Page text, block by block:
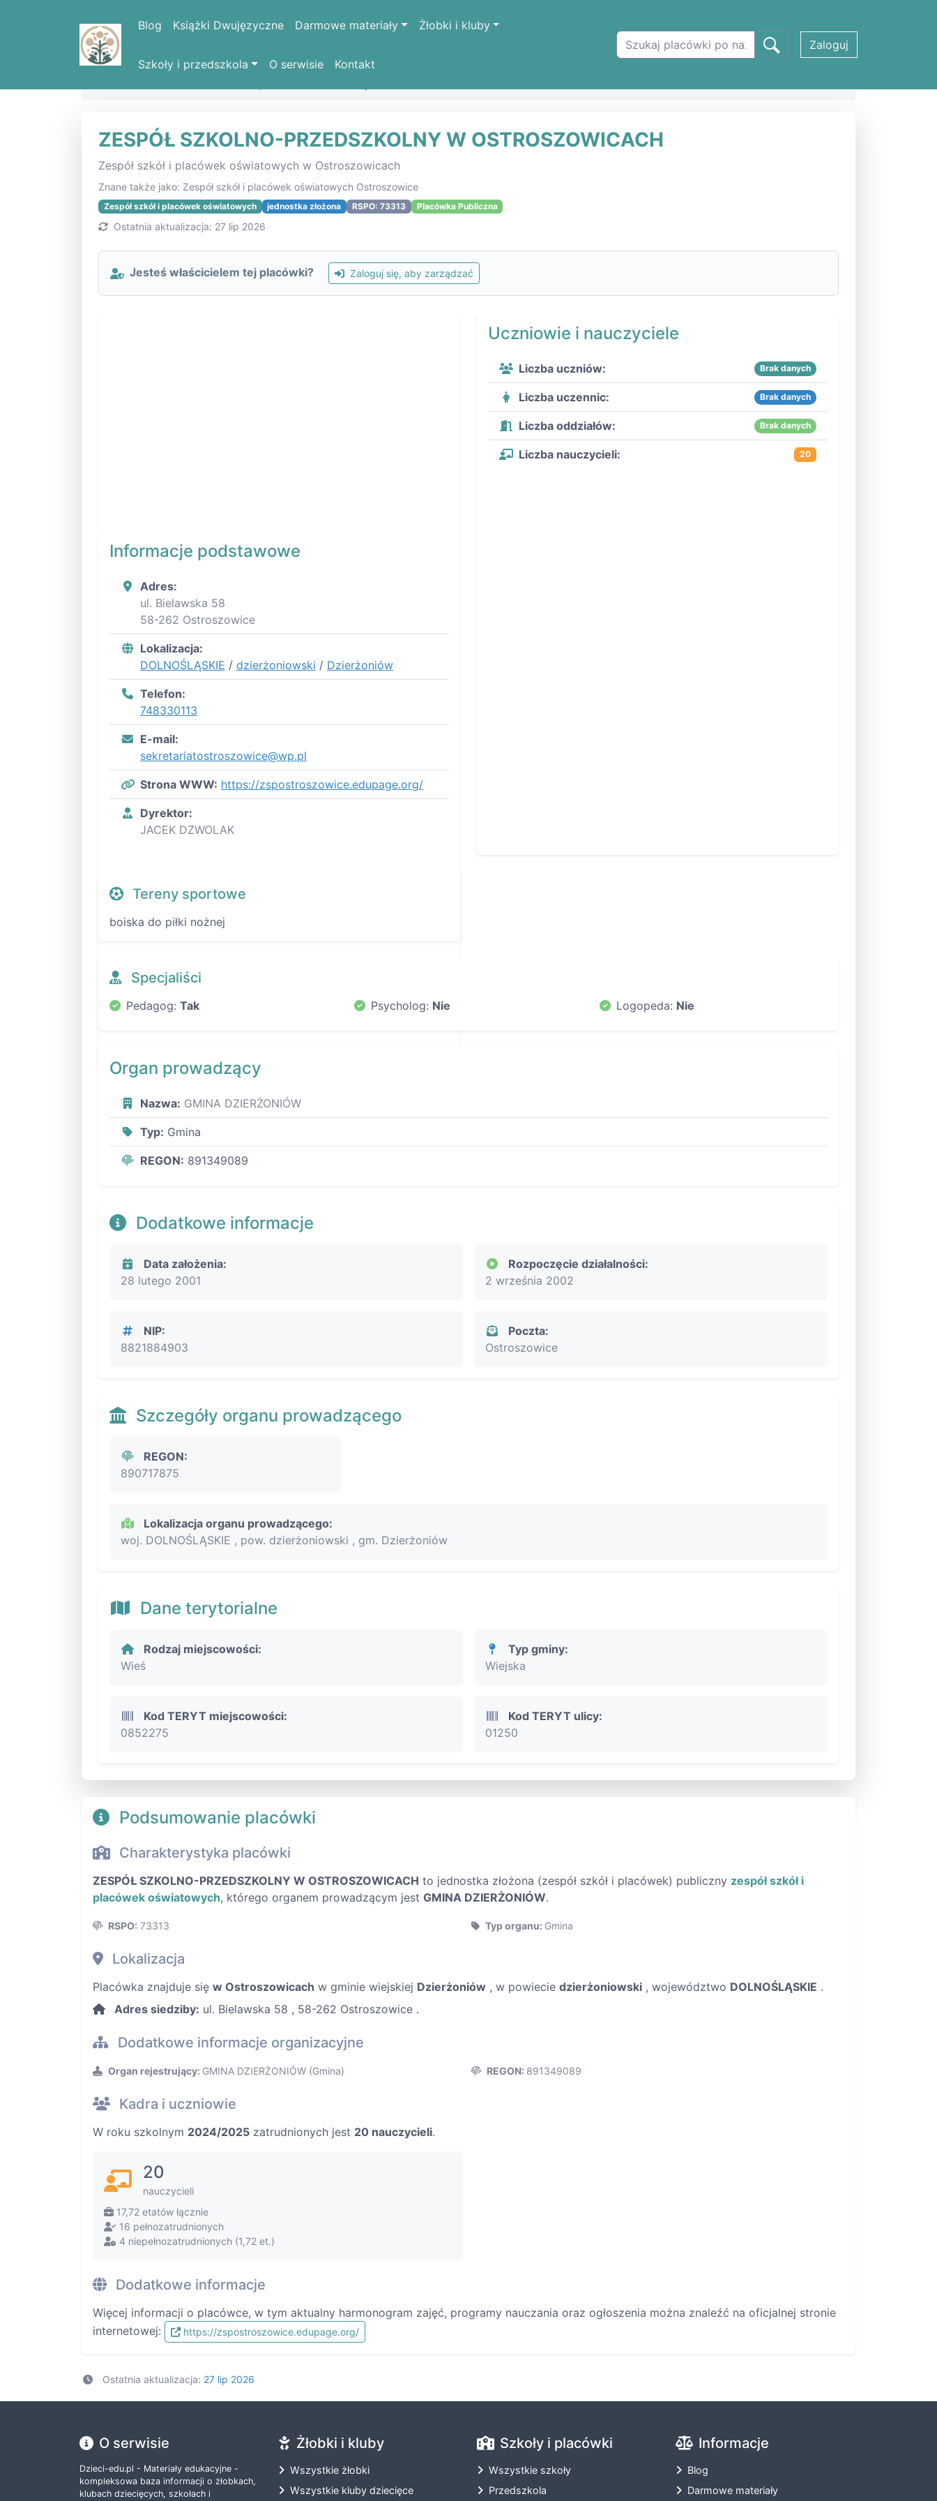
Blog Książki Dwujęzyczne Darmowe materiały Żłobki i kluby
Szkoły i przedszkola O serwisie Kontakt
Zaloguj
ZESPÓŁ SZKOLNO-PRZEDSZKOLNY W OSTROSZOWICACH
Zespół szkół i placówek oświatowych w Ostroszowicach
Znane także jako: Zespół szkół i placówek oświatowych Ostroszowice
Zespół szkół i placówek oświatowych jednostka złożona RSPO: 73313 Placówka Publiczna
Ostatnia aktualizacja: 27 lip 2026
Jesteś właścicielem tej placówki? Zaloguj się, aby zarządzać
Informacje podstawowe
Adres:
ul. Bielawska 58
58-262 Ostroszowice
Lokalizacja:
DOLNOŚLĄSKIE / dzierżoniowski / Dzierżoniów
Telefon:
748330113
E-mail:
sekretariatostroszowice@wp.pl
Strona WWW: https://zspostroszowice.edupage.org/
Dyrektor:
JACEK DZWOLAK
Uczniowie i nauczyciele
Liczba uczniów: Brak danych
Liczba uczennic: Brak danych
Liczba oddziałów: Brak danych
Liczba nauczycieli: 20
Tereny sportowe
boiska do piłki nożnej
Specjaliści
Pedagog: Tak Psycholog: Nie Logopeda: Nie
Organ prowadzący
Nazwa: GMINA DZIERŻONIÓW
Typ: Gmina
REGON: 891349089
Dodatkowe informacje
Data założenia:
28 lutego 2001
Rozpoczęcie działalności:
2 września 2002
NIP:
8821884903
Poczta:
Ostroszowice
Szczegóły organu prowadzącego
REGON:
890717875
Lokalizacja organu prowadzącego:
woj. DOLNOŚLĄSKIE , pow. dzierżoniowski , gm. Dzierżoniów
Dane terytorialne
Rodzaj miejscowości:
Wieś
Typ gminy:
Wiejska
Kod TERYT miejscowości:
0852275
Kod TERYT ulicy:
01250
Podsumowanie placówki
Charakterystyka placówki
ZESPÓŁ SZKOLNO-PRZEDSZKOLNY W OSTROSZOWICACH to jednostka złożona (zespół szkół i placówek) publiczny zespół szkół i
placówek oświatowych, którego organem prowadzącym jest GMINA DZIERŻONIÓW.
RSPO: 73313 Typ organu: Gmina
Lokalizacja
Placówka znajduje się w Ostroszowicach w gminie wiejskiej Dzierżoniów , w powiecie dzierżoniowski , województwo DOLNOŚLĄSKIE .
Adres siedziby: ul. Bielawska 58 , 58-262 Ostroszowice .
Dodatkowe informacje organizacyjne
Organ rejestrujący: GMINA DZIERŻONIÓW (Gmina) REGON: 891349089
Kadra i uczniowie
W roku szkolnym 2024/2025 zatrudnionych jest 20 nauczycieli.
20
nauczycieli
17,72 etatów łącznie
16 pełnozatrudnionych
4 niepełnozatrudnionych (1,72 et.)
Dodatkowe informacje
Więcej informacji o placówce, w tym aktualny harmonogram zajęć, programy nauczania oraz ogłoszenia można znaleźć na oficjalnej stronie
internetowej:
https://zspostroszowice.edupage.org/
Ostatnia aktualizacja: 27 lip 2026
O serwisie
Dzieci-edu.pl - Materiały edukacyjne -
kompleksowa baza informacji o żłobkach,
klubach dziecięcych, szkołach i
Żłobki i kluby
Wszystkie żłobki
Wszystkie kluby dziecięce
Szkoły i placówki
Wszystkie szkoły
Przedszkola
Informacje
Blog
Darmowe materiały